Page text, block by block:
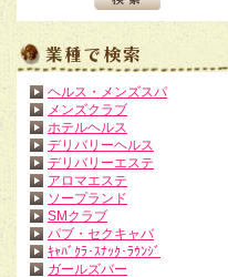
ヘルス・メンズスパ
メンズクラブ
ホテルヘルス
デリバリーヘルス
デリバリーエステ
アロマエステ
ソープランド
SMクラブ
パブ・セクキャバ
ｷｬﾊﾞｸﾗ･ｽﾅｯｸ･ﾗｳﾝｼﾞ
ガールズバー